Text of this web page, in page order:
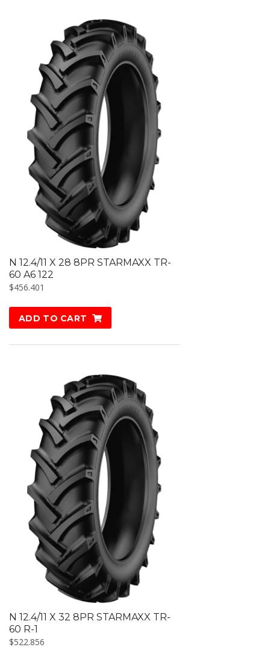
N 12.4/11 X 28 8PR STARMAXX TR-
60 A6 122
$456.401
ADD TO CART
N 12.4/11 X 32 8PR STARMAXX TR-
60 R-1
$522.856